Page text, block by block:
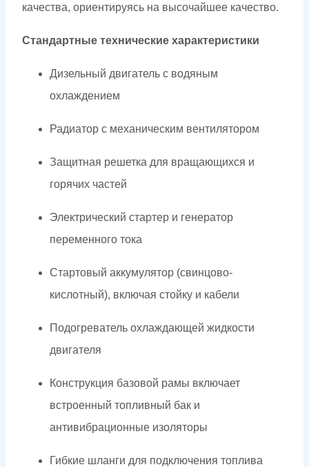
качества, ориентируясь на высочайшее качество.
Стандартные технические характеристики
Дизельный двигатель с водяным
охлаждением
Радиатор с механическим вентилятором
Защитная решетка для вращающихся и
горячих частей
Электрический стартер и генератор
переменного тока
Стартовый аккумулятор (свинцово-
кислотный), включая стойку и кабели
Подогреватель охлаждающей жидкости
двигателя
Конструкция базовой рамы включает
встроенный топливный бак и
антивибрационные изоляторы
Гибкие шланги для подключения топлива